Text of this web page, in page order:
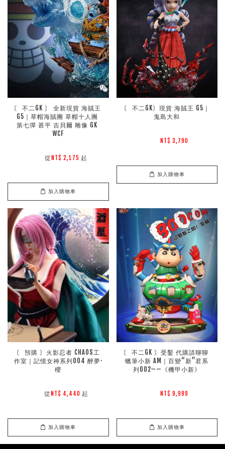
〘 不二GK 〙 全新現貨 海賊王
G5｜草帽海賊團 草帽十人團
第七彈 甚平 吉貝爾 雕像 GK
WCF
        從
NT$ 2,175 起
加入購物車
〘 不二GK〙現貨 海賊王 G5｜
鬼島大和
NT$ 3,790
加入購物車
〘 預購 〙火影忍者 CHAOS工
作室｜記憶女神系列004 醉夢·
櫻
        從
NT$ 4,440 起
加入購物車
〘 不二GK 〙受鑿 代購請聊聊
蠟筆小新 AM｜百變“新”君系
列002——《機甲小新》
NT$ 9,999
加入購物車